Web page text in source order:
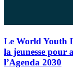
Le World Youth
la jeunesse pour
l’Agenda 2030